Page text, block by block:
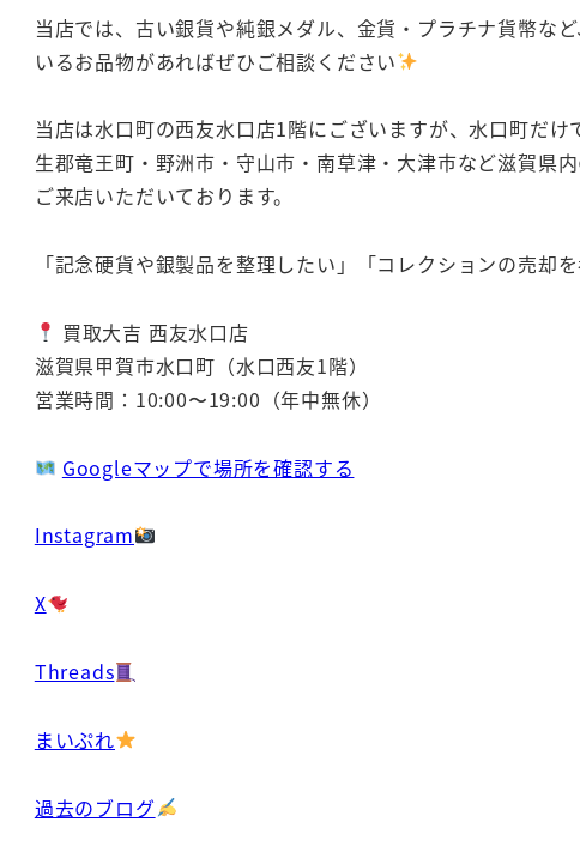
当店では、古い銀貨や純銀メダル、金貨・プラチナ貨幣な
いるお品物があればぜひご相談ください
当店は水口町の西友水口店1階にございますが、水口町だ
生郡竜王町・野洲市・守山市・南草津・大津市など滋賀県
ご来店いただいております。
「記念硬貨や銀製品を整理したい」「コレクションの売却
買取大吉 西友水口店
滋賀県甲賀市水口町（水口西友1階）
営業時間：10:00〜19:00（年中無休）
Googleマップで場所を確認する
Instagram
X
Threads
まいぷれ
過去のブログ